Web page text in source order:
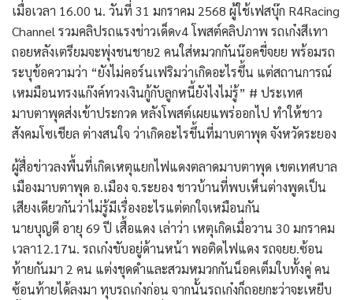
เมื่อเวลา 16.00 น. วันที่ 31 มกราคม 2568 ผู้ใช้เฟสบุ๊ก R4Racing
Channel รวมคลิปรถแรงข่าวเด็ดv4 โพสต์คลิปภาพ รถเก๋งสีเทา
ถอยหลังเตรียมจะพุ่งชนชาย2 คนใส่หมวกกันน๊อคขี่จยย พร้อมรถ
ระบุข้อความว่า “ยังไม่คอร์นเฟริมว่าเกิดอะไรขึ้น แต่สถานการณ์
เหมมือนทรงแก๊งค์ทวงเงินกู้กับลูกหนี้ยังไงไม่รู้” # ประเทศ
มาบตาพุดส่งเข้าประกวด หลังโพสต์เผยแพร่ออกไป ทำให้ชาว
สังคมโซเชียล ต่างสนใจ ว่าเกิดอะไรขึ้นที่มาบตาพุด จังหวัดระยอง
ผู้สื่อข่าวลงพื้นที่เกิดเหตุแยกไฟแดงตลาดมาบตาพุด เขตเทศบาล
เมืองมาบตาพุด อ.เมือง จ.ระยอง ชาวบ้านที่พบเห็นต่างพูดเป็น
เสียงเดียวกันว่าไม่รู้มีเรื่องอะไรแต่ตกใจเหมือนกัน
นายบุญดี อายุ 69 ปี เสื้อแดง เล่าว่า เหตุเกิดเมื่อวาน 30 มกราคม
เวลา12.17น. รถเก๋งขับอยู่ด้านหน้า พอติดไฟแดง รถจยย.ซ้อน
ท้ายกันมา 2 คน แต่งชุดดำและสวมหมวกกันน็อคเต็มใบทั้งคู่ คน
ซ้อนท้ายได้ลงมา ทุบรถเก๋งก่อน จากนั้นรถเก๋งก็ถอยกะว่าจะเหยีบ